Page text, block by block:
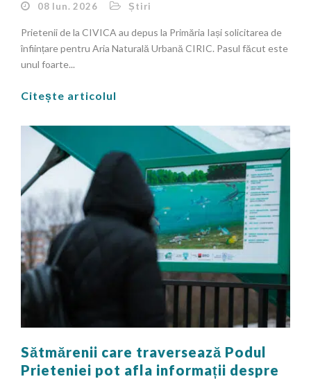
08 Iun. 2026 Știri
Prietenii de la CIVICA au depus la Primăria Iași solicitarea de
înființare pentru Aria Naturală Urbană CIRIC. Pasul făcut este
unul foarte...
Citește articolul
Sătmărenii care traversează Podul
Prieteniei pot afla informații despre